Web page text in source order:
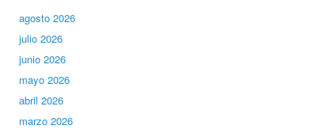
agosto 2026
julio 2026
junio 2026
mayo 2026
abril 2026
marzo 2026